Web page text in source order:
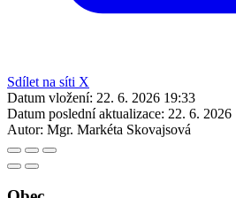
Sdílet na síti X
Datum vložení: 22. 6. 2026 19:33
Datum poslední aktualizace: 22. 6. 2026
Autor: Mgr. Markéta Skovajsová